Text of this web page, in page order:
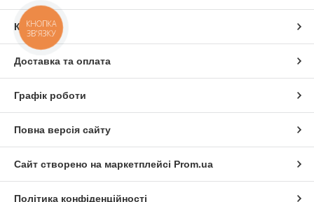
Контакти
Доставка та оплата
Графік роботи
Повна версія сайту
Сайт створено на маркетплейсі Prom.ua
Політика конфіденційності
КНОПКА
ЗВ'ЯЗКУ